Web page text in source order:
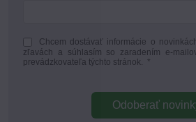
Chcem dostávať informácie o
zľavách a súhlasím so zaradením e-
prevádzkovateľa týchto stránok.
*
Odoberať